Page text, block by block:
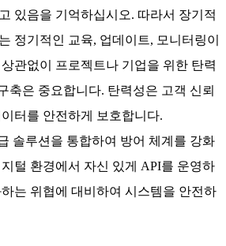
있음을 기억하십시오. 따라서 장기적
정기적인 교육, 업데이트, 모니터링이
관없이 프로젝트나 기업을 위한 탄력
축은 중요합니다. 탄력성은 고객 신뢰
터를 안전하게 보호합니다.
솔루션을 통합하여 방어 체계를 강화
털 환경에서 자신 있게 API를 운영하
는 위협에 대비하여 시스템을 안전하